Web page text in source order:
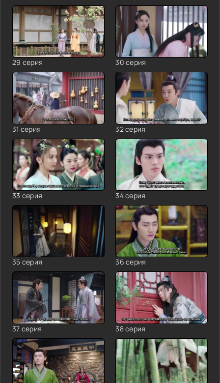
29 серия 30 серия
31 серия 32 серия
33 серия 34 серия
35 серия 36 серия
37 серия 38 серия